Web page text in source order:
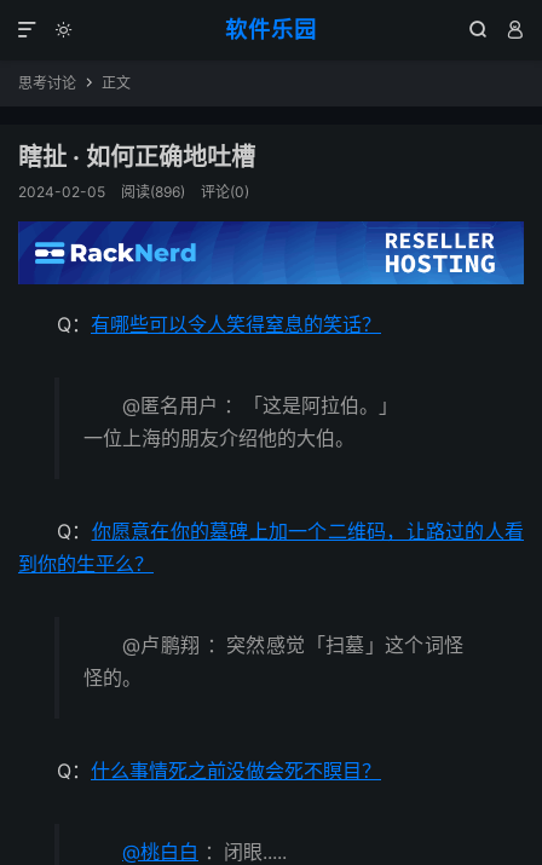
软件乐园 
 

思考讨论  正文
瞎扯 · 如何正确地吐槽
2024-02-05 阅读(896) 评论(0)
Q： 有哪些可以令人笑得窒息的笑话？
@匿名用户 ：「这是阿拉伯。」
一位上海的朋友介绍他的大伯。
Q： 你愿意在你的墓碑上加一个二维码，让路过的人看
到你的生平么？
@卢鹏翔 ：突然感觉「扫墓」这个词怪
怪的。
Q： 什么事情死之前没做会死不瞑目？
@桃白白 ：闭眼.....